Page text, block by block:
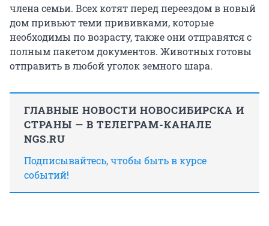
члена семьи. Всех котят перед переездом в новый
дом привьют теми прививками, которые
необходимы по возрасту, также они отправятся с
полным пакетом документов. Животных готовы
отправить в любой уголок земного шара.
ГЛАВНЫЕ НОВОСТИ НОВОСИБИРСКА И
СТРАНЫ — В ТЕЛЕГРАМ-КАНАЛЕ
NGS.RU
Подписывайтесь, чтобы быть в курсе
событий!